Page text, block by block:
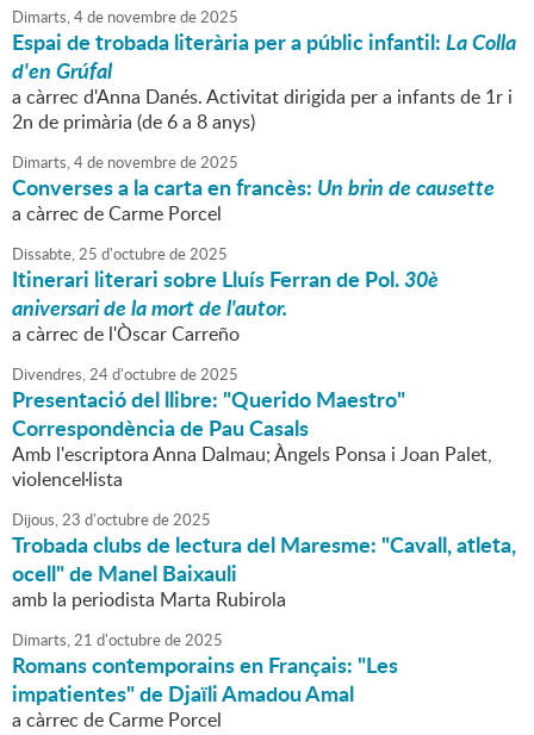
Dimarts,4de novembrede2025
Espai de trobada literària per a públic infantil:La Colla
d'en Grúfal
a càrrec d'Anna Danés. Activitat dirigida per a infants de 1r i
2n de primària (de 6 a 8 anys)
Dimarts,4de novembrede2025
Converses a la carta en francès: Un brin de causette
a càrrec de Carme Porcel
Dissabte,25 d'octubrede2025
Itinerari literari sobre Lluís Ferran de Pol.30è
aniversari de la mort de l'autor.
a càrrec de l'Òscar Carreño
Divendres,24d'octubrede2025
Presentació del llibre: "Querido Maestro"
Correspondència de Pau Casals
Amb l'escriptora Anna Dalmau; Àngels Ponsa i Joan Palet,
violencel·lista
Dijous,23 d'octubrede2025
Trobada clubs de lectura del Maresme: "Cavall, atleta,
ocell" de Manel Baixauli
amb la periodista Marta Rubirola
Dimarts,21 d'octubrede2025
Romans contemporains en Français: "Les
impatientes" de Djaïli Amadou Amal
a càrrec de Carme Porcel